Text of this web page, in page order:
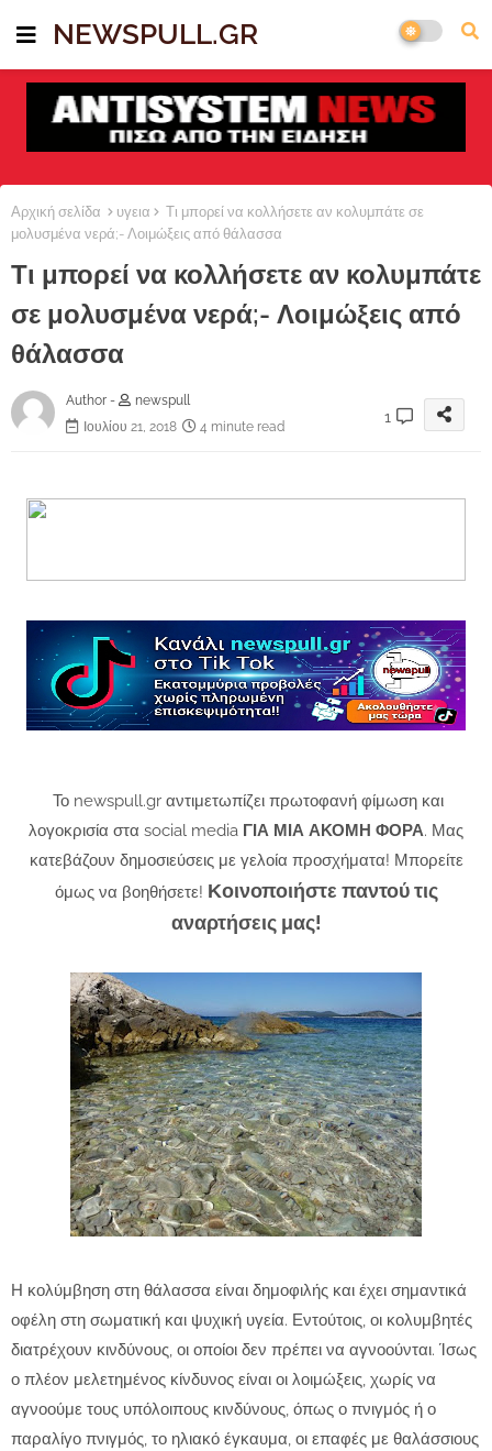
NEWSPULL.GR
Αρχική σελίδα υγεια
Τι μπορεί να κολλήσετε αν κολυμπάτε σε
μολυσμένα νερά;- Λοιμώξεις από θάλασσα
Τι μπορεί να κολλήσετε αν κολυμπάτε
σε μολυσμένα νερά;- Λοιμώξεις από
θάλασσα
Author -
newspull
Ιουλίου 21, 2018
4 minute read
1
Το newspull.gr αντιμετωπίζει πρωτοφανή φίμωση και
λογοκρισία στα social media ΓΙΑ ΜΙΑ ΑΚΟΜΗ ΦΟΡΑ. Μας
κατεβάζουν δημοσιεύσεις με γελοία προσχήματα! Μπορείτε
όμως να βοηθήσετε! Κοινοποιήστε παντού τις
αναρτήσεις μας!
Η κολύμβηση στη θάλασσα είναι δημοφιλής και έχει σημαντικά
οφέλη στη σωματική και ψυχική υγεία. Εντούτοις, οι κολυμβητές
διατρέχουν κινδύνους, οι οποίοι δεν πρέπει να αγνοούνται. Ίσως
ο πλέον μελετημένος κίνδυνος είναι οι λοιμώξεις, χωρίς να
αγνοούμε τους υπόλοιπους κινδύνους, όπως ο πνιγμός ή ο
παραλίγο πνιγμός, το ηλιακό έγκαυμα, οι επαφές με θαλάσσιους